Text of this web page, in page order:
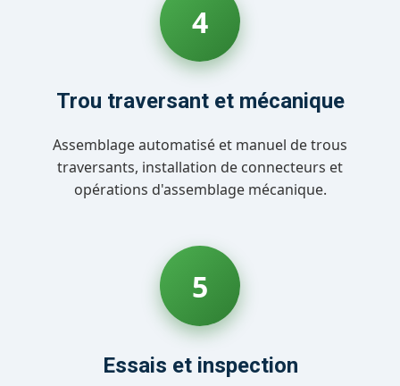
4
Trou traversant et mécanique
Assemblage automatisé et manuel de trous
traversants, installation de connecteurs et
opérations d'assemblage mécanique.
5
Essais et inspection